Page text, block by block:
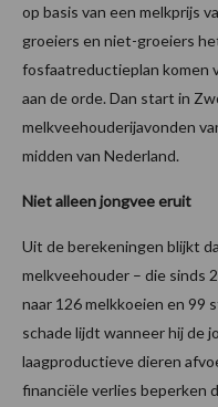
op basis van een melkprijs
groeiers en niet-groeiers
fosfaatreductieplan komen
aan de orde. Dan start in
melkveehouderijavonden
midden van Nederland.
Niet alleen jongvee eruit
Uit de berekeningen blijkt
melkveehouder – die sinds
naar 126 melkkoeien en 99
schade lijdt wanneer hij de
laagproductieve dieren
financiële verlies beperken